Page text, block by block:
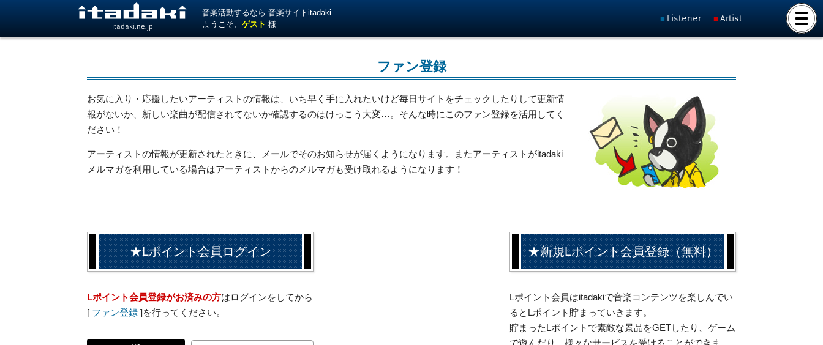
itadaki.ne.jp
音楽活動するなら 音楽サイトitadaki
ようこそ、ゲスト 様
Listener Artist
ファン登録
お気に入り・応援したいアーティストの情報は、いち早く手に入れたいけど毎日サイトをチェックしたりして更新情
報がないか、新しい楽曲が配信されてないか確認するのはけっこう大変…。そんな時にこのファン登録を活用してく
ださい！
アーティストの情報が更新されたときに、メールでそのお知らせが届くようになります。またアーティストがitadaki
メルマガを利用している場合はアーティストからのメルマガも受け取れるようになります！
★Lポイント会員ログイン
Lポイント会員登録がお済みの方はログインをしてから
[ ファン登録 ]を行ってください。
★新規Lポイント会員登録（無料）
Lポイント会員はitadakiで音楽コンテンツを楽しんでい
るとLポイント貯まっていきます。
貯まったLポイントで素敵な景品をGETしたり、ゲーム